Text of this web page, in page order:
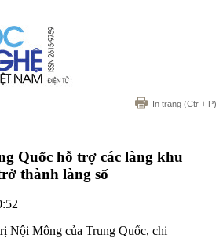
In trang (Ctr + P)
Quốc hỗ trợ các làng khu
thành làng số
Nội Mông của Trung Quốc, chi